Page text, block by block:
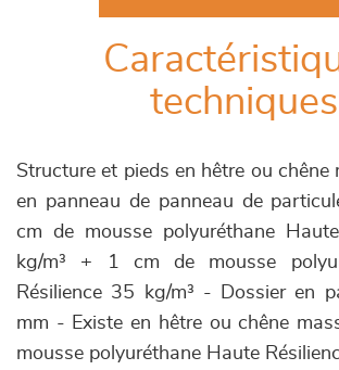
techniques
Structure et pieds en hêtre ou
en panneau de panneau de
cm de mousse polyuréthane
kg/m³ + 1 cm de mousse
Résilience 35 kg/m³ - Dossier en
mm - Existe en hêtre ou chêne
mousse polyuréthane Haute